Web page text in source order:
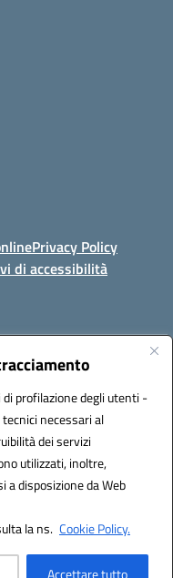
profilazione degli utenti -
necessari al
dei servizi
utilizzati, inoltre,
disposizione da Web
la ns. Cookie Policy.
Accettare tutto
Privacy Policy
di accessibilità
(AQ)
Solution S.r.l.
Italia